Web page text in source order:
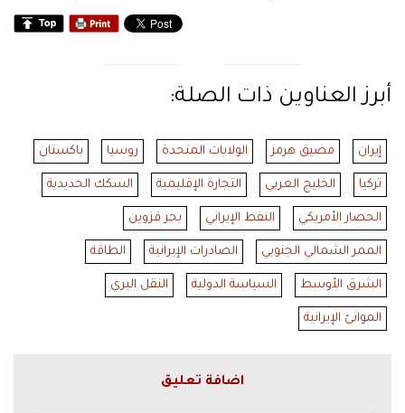
أبرز العناوين ذات الصلة:
إيران مضيق هرمز الولايات المتحدة روسيا باكستان
تركيا الخليج العربي التجارة الإقليمية السكك الحديدية
الحصار الأمريكي النفط الإيراني بحر قزوين
الممر الشمالي الجنوبي الصادرات الإيرانية الطاقة
الشرق الأوسط السياسة الدولية النقل البري
الموانئ الإيرانية
اضافة تعليق